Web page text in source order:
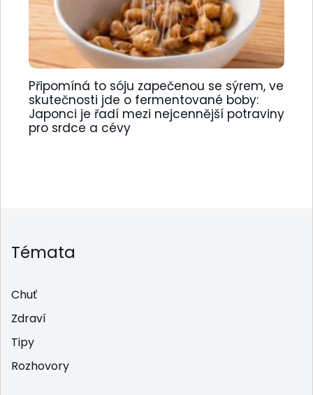
Připomíná to sóju zapečenou se sýrem, ve
skutečnosti jde o fermentované boby:
Japonci je řadí mezi nejcennější potraviny
pro srdce a cévy
Témata
Chuť
Zdraví
Tipy
Rozhovory